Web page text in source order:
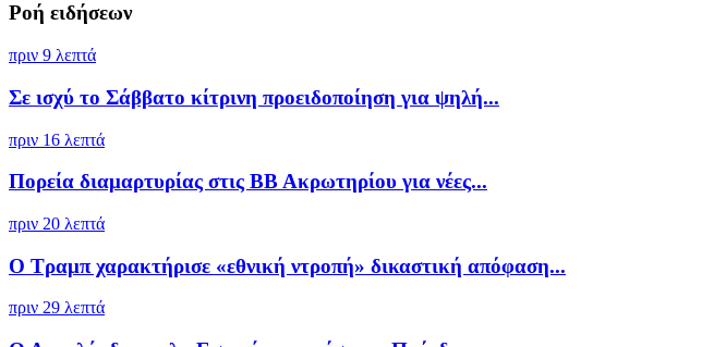
Ροή ειδήσεων
πριν 9 λεπτά
Σε ισχύ το Σάββατο κίτρινη προειδοποίηση για ψηλή...
πριν 16 λεπτά
Πορεία διαμαρτυρίας στις ΒΒ Ακρωτηρίου για νέες...
πριν 20 λεπτά
Ο Τραμπ χαρακτήρισε «εθνική ντροπή» δικαστική απόφαση...
πριν 29 λεπτά